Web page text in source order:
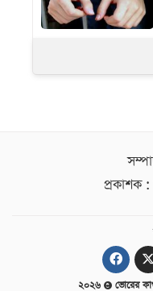
প্রকাশক
২০২৬ ভোরের